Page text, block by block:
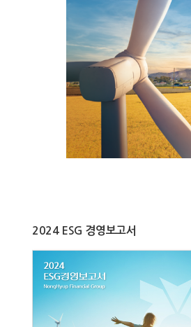
2024 ESG 경영보고서